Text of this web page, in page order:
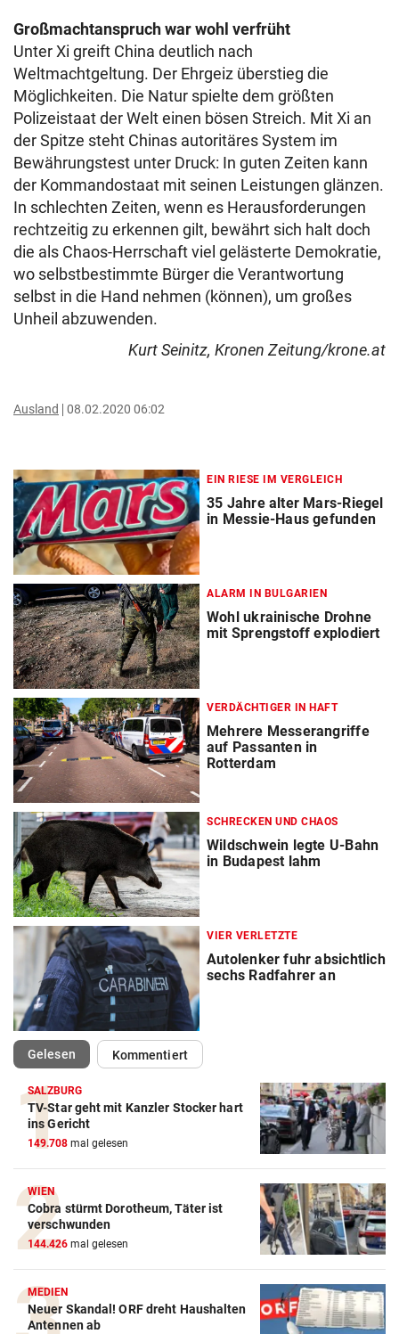
Großmachtanspruchwar wohl verfrüht
Unter Xi greift China deutlich nach
Weltmachtgeltung. Der Ehrgeiz überstieg die
Möglichkeiten. Die Natur spielte dem größten
Polizeistaat der Welt einen bösen Streich. Mit Xi an
der Spitze steht Chinas autoritäres System im
Bewährungstest unter Druck: In guten Zeiten kann
der Kommandostaat mit seinen Leistungen glänzen.
In schlechten Zeiten, wenn es Herausforderungen
rechtzeitig zu erkennen gilt, bewährt sich halt doch
die als Chaos-Herrschaft viel gelästerte Demokratie,
wo selbstbestimmte Bürger die Verantwortung
selbst in die Hand nehmen (können), um großes
Unheil abzuwenden.
Kurt Seinitz, Kronen Zeitung/krone.at
Ausland 08.02.2020 06:02
EIN RIESE IM VERGLEICH
35 Jahre alter Mars-Riegel
in Messie-Haus gefunden
ALARM IN BULGARIEN
Wohl ukrainische Drohne
mit Sprengstoff explodiert
VERDÄCHTIGER IN HAFT
Mehrere Messerangriffe
auf Passanten in
Rotterdam
SCHRECKEN UND CHAOS
Wildschwein legte U-Bahn
in Budapest lahm
VIER VERLETZTE
Autolenker fuhr absichtlich
sechs Radfahrer an
Gelesen(ausgewählt)Kommentiert
SALZBURG
TV-Star geht mit Kanzler Stocker hart
ins Gericht
149.708 mal gelesen
WIEN
Cobra stürmt Dorotheum, Täter ist
verschwunden
144.426 mal gelesen
MEDIEN
Neuer Skandal! ORF dreht Haushalten
Antennen ab